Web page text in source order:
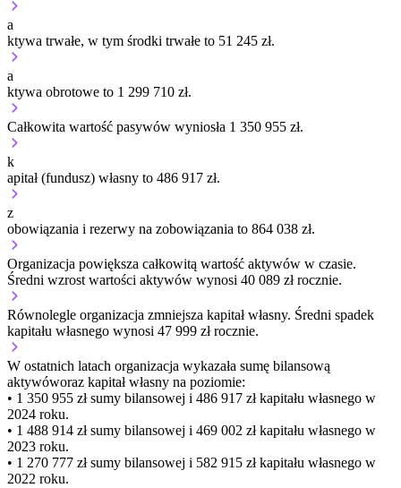
a
ktywa trwałe, w tym środki trwałe to 51 245 zł.
a
ktywa obrotowe to 1 299 710 zł.
Całkowita wartość pasywów wyniosła 1 350 955 zł.
k
apitał (fundusz) własny to 486 917 zł.
z
obowiązania i rezerwy na zobowiązania to 864 038 zł.
Organizacja powiększa całkowitą wartość aktywów w czasie.
Średni wzrost wartości aktywów wynosi 40 089 zł rocznie.
Równolegle organizacja zmniejsza kapitał własny. Średni spadek
kapitału własnego wynosi 47 999 zł rocznie.
W ostatnich latach organizacja wykazała sumę bilansową
aktywóworaz kapitał własny na poziomie:
• 1 350 955 złsumy bilansowej i 486 917 zł kapitału własnego w
2024 roku.
• 1 488 914 złsumy bilansowej i 469 002 zł kapitału własnego w
2023 roku.
• 1 270 777 złsumy bilansowej i 582 915 zł kapitału własnego w
2022 roku.